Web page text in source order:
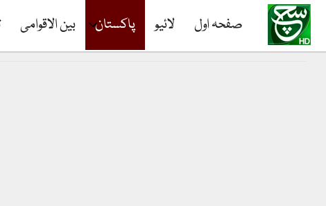
صفحہ اول لائیو پاکستان بین الاقوامی